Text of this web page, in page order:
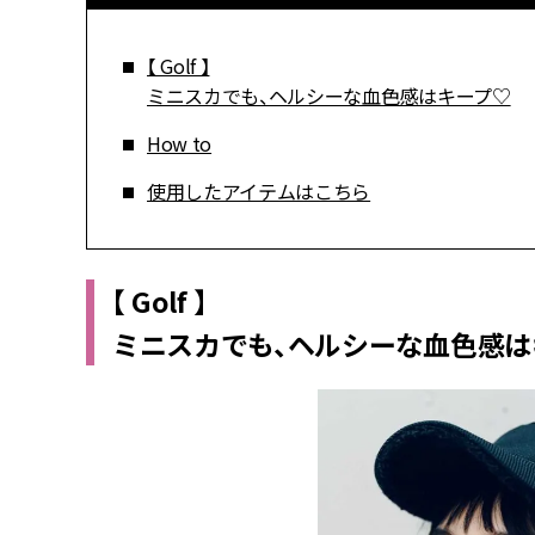
【 Golf 】
ミニスカでも、ヘルシーな血色感はキープ♡
How to
使用したアイテムはこちら
【 Golf 】
ミニスカでも、ヘルシーな血色感